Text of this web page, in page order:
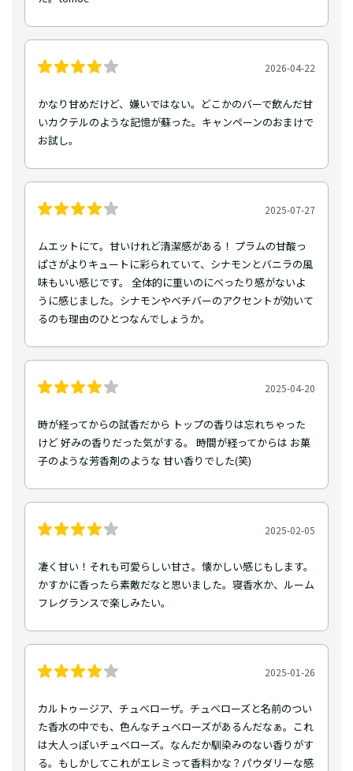
2026-04-22
かなり甘めだけど、嫌いではない。どこかのバーで飲んだ甘
いカクテルのような記憶が蘇った。キャンペーンのおまけで
お試し。
2025-07-27
ムエットにて。甘いけれど清潔感がある！ プラムの甘酸っ
ぱさがよりキュートに彩られていて、シナモンとバニラの風
味もいい感じです。 全体的に重いのにべったり感がないよ
うに感じました。シナモンやベチバーのアクセントが効いて
るのも理由のひとつなんでしょうか。
2025-04-20
時が経ってからの試香だから トップの香りは忘れちゃった
けど 好みの香りだった気がする。 時間が経ってからは お菓
子のような芳香剤のような 甘い香りでした(笑)
2025-02-05
凄く甘い！それも可愛らしい甘さ。懐かしい感じもします。
かすかに香ったら素敵だなと思いました。寝香水か、ルーム
フレグランスで楽しみたい。
2025-01-26
カルトゥージア、チュべローザ。チュベローズと名前のつい
た香水の中でも、色んなチュベローズがあるんだなぁ。これ
は大人っぽいチュベローズ。なんだか馴染みのない香りがす
る。もしかしてこれがエレミって香料かな？パウダリーな感